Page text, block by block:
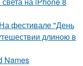
фестивале "День
длиною в
Names